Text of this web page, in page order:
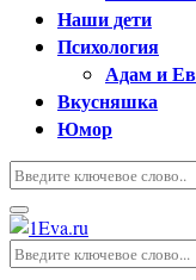
Наши дети
Психология
Адам и
Вкусняшка
Юмор
Искать:
Основное
меню
Искать: